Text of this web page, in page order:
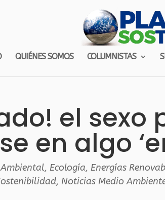
QUIÉNES SOMOS COLUMNISTAS
el sexo
en algo
,Ecología,Energías
,Noticias Medio